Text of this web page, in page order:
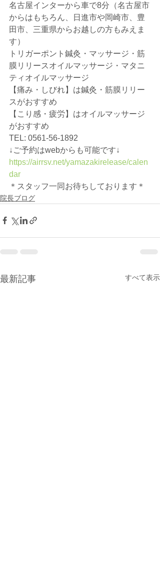
名古屋インターから車で8分（名古屋市
からはもちろん、日進市や岡崎市、豊
田市、三重県からお越しの方もみえま
す）
トリガーポント鍼灸・マッサージ・筋
膜リリースオイルマッサージ・マタニ
ティオイルマッサージ
【痛み・しびれ】は鍼灸・筋膜リリー
スがおすすめ
【こり感・疲労】はオイルマッサージ
がおすすめ
TEL: 0561-56-1892
↓ご予約はwebからも可能です↓
https://airrsv.net/yamazakirelease/calen
dar
＊スタッフ一同お待ちしております＊
院長ブログ
最新記事 すべて表示